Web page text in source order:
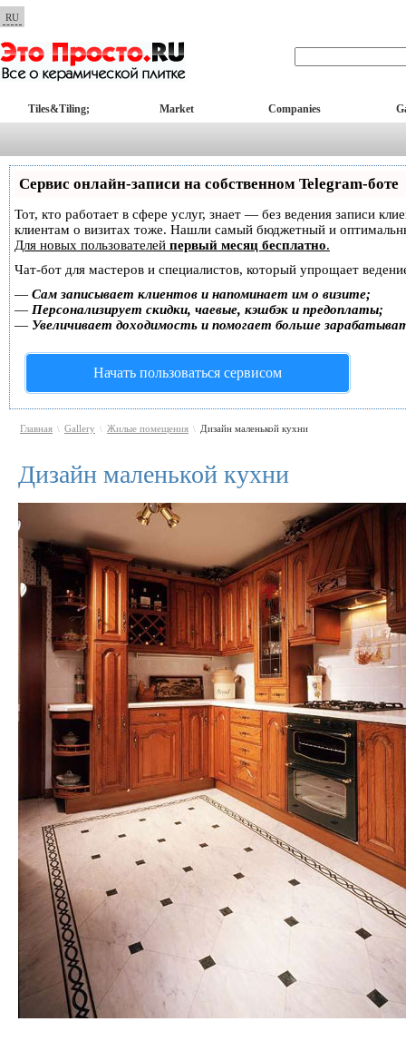
RU
Tiles&Tiling; Market Companies
Сервис онлайн-записи на собственном Telegram-боте
Тот, кто работает в сфере услуг, знает — без ведения записи
клиентам о визитах тоже. Нашли самый бюджетный и
Для новых пользователей первый месяц бесплатно.
Чат-бот для мастеров и специалистов, который упрощает
— Сам записывает клиентов и напоминает им о визите;
— Персонализирует скидки, чаевые, кэшбэк и предоплаты;
— Увеличивает доходимость и помогает больше
Начать пользоваться сервисом
Главная \ Gallery \ Жилые помещения \ Дизайн маленькой кухни
Дизайн маленькой кухни